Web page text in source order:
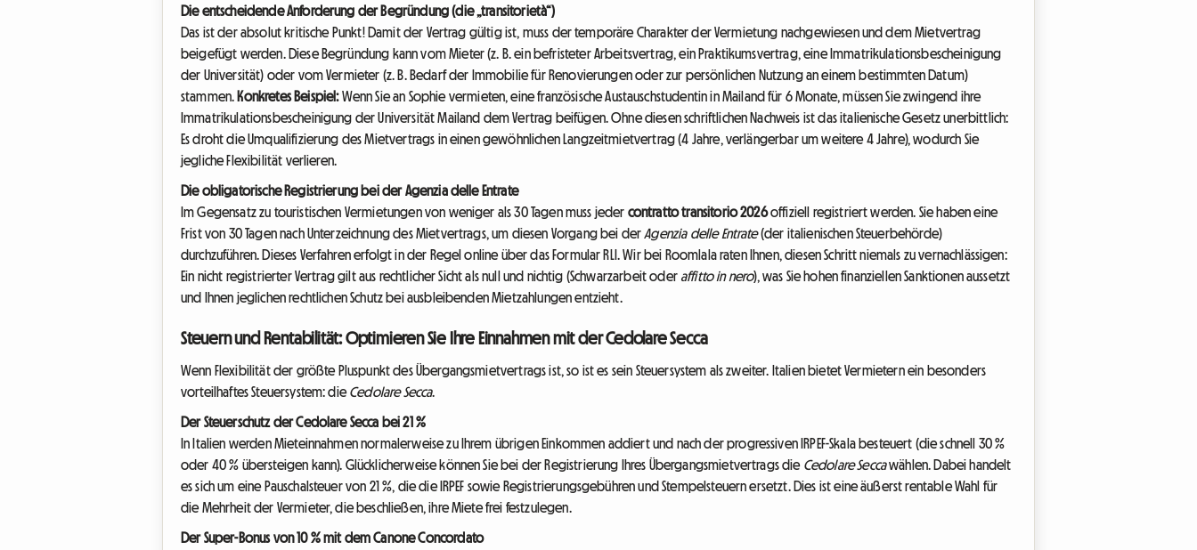
Die entscheidende Anforderung der Begründung (die „transitorietà“)
Das ist der absolut kritische Punkt! Damit der Vertrag gültig ist, muss der temporäre Charakter der Vermietung nachgewiesen und dem Mietvertrag
beigefügt werden. Diese Begründung kann vom Mieter (z. B. ein befristeter Arbeitsvertrag, ein Praktikumsvertrag, eine Immatrikulationsbescheinigung
der Universität) oder vom Vermieter (z. B. Bedarf der Immobilie für Renovierungen oder zur persönlichen Nutzung an einem bestimmten Datum)
stammen. Konkretes Beispiel:Wenn Sie an Sophie vermieten, eine französische Austauschstudentin in Mailand für 6 Monate, müssen Sie zwingend ihre
Immatrikulationsbescheinigung der Universität Mailand dem Vertrag beifügen. Ohne diesen schriftlichen Nachweis ist das italienische Gesetz unerbittlich:
Es droht die Umqualifizierung des Mietvertrags in einen gewöhnlichen Langzeitmietvertrag (4 Jahre, verlängerbar um weitere 4 Jahre), wodurch Sie
jegliche Flexibilität verlieren.
Die obligatorische Registrierung bei der Agenzia delle Entrate
Im Gegensatz zu touristischen Vermietungen von weniger als 30 Tagen muss jeder contratto transitorio 2026offiziell registriert werden. Sie haben eine
Frist von 30 Tagen nach Unterzeichnung des Mietvertrags, um diesen Vorgang bei der Agenzia delle Entrate(der italienischen Steuerbehörde)
durchzuführen. Dieses Verfahren erfolgt in der Regel online über das Formular RLI. Wir bei Roomlala raten Ihnen, diesen Schritt niemals zu vernachlässigen:
Ein nicht registrierter Vertrag gilt aus rechtlicher Sicht als null und nichtig (Schwarzarbeit oder affitto in nero), was Sie hohen finanziellen Sanktionen aussetzt
und Ihnen jeglichen rechtlichen Schutz bei ausbleibenden Mietzahlungen entzieht.
Steuern und Rentabilität: Optimieren Sie Ihre Einnahmen mit der Cedolare Secca
Wenn Flexibilität der größte Pluspunkt des Übergangsmietvertrags ist, so ist es sein Steuersystem als zweiter. Italien bietet Vermietern ein besonders
vorteilhaftes Steuersystem: dieCedolare Secca.
Der Steuerschutz der Cedolare Secca bei 21 %
In Italien werden Mieteinnahmen normalerweise zu Ihrem übrigen Einkommen addiert und nach der progressiven IRPEF-Skala besteuert (die schnell 30 %
oder 40 % übersteigen kann). Glücklicherweise können Sie bei der Registrierung Ihres Übergangsmietvertrags die Cedolare Seccawählen. Dabei handelt
es sich um eine Pauschalsteuer von 21 %, die die IRPEF sowie Registrierungsgebühren und Stempelsteuern ersetzt. Dies ist eine äußerst rentable Wahl für
die Mehrheit der Vermieter, die beschließen, ihre Miete frei festzulegen.
Der Super-Bonus von 10 % mit dem Canone Concordato